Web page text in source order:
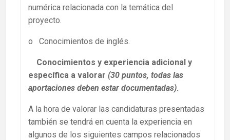
numérica relacionada con la temática del
proyecto.
o Conocimientos de inglés.
Conocimientos y experiencia adicional y
específica a valorar (30 puntos, todas las
aportaciones deben estar documentadas).
A la hora de valorar las candidaturas presentadas
también se tendrá en cuenta la experiencia en
algunos de los siguientes campos relacionados